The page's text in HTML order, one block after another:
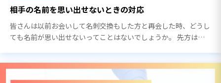
相手の名前を思い出せないときの対応
皆さんは以前お会いして名刺交換もした方と再会した時、どうし
ても名前が思い出せないってことはないでしょうか。 先方はに